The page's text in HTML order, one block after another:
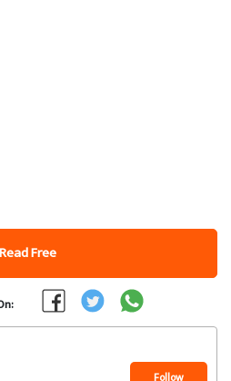
Read Free
Follow